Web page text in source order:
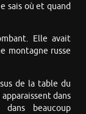
sais où et quand
Elle avait
montagne russe
de la table du
dans
beaucoup